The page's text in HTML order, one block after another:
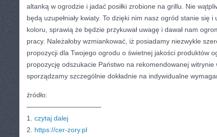
altanką w ogrodzie i jadać posiłki zrobione na grillu. Nie
będą uzupełniały kwiaty. To dzięki nim nasz ogród stanie się
koloru, sprawią że będzie przykuwał uwagę i dawał nam
pracy. Należałoby wzmiankować, iż posiadamy niezwykle
propozycji dla Twojego ogrodu o świetnej jakości produktów
propozycję odszukacie Państwo na rekomendowanej witrynie
sporządzamy szczególnie dokładnie na indywidualne
źródło:
———————————
1. czytaj dalej
2. https://cer-zory.pl